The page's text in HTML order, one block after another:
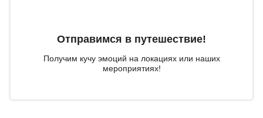
Отправимся в путешествие!
Получим кучу эмоций на локациях или наших
мероприятиях!